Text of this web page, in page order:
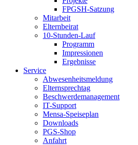
FPGSH-Satzung
Mitarbeit
Elternbeirat
10-Stunden-Lauf
Programm
Impressionen
Ergebnisse
Service
Abwesenheitsmeldung
Elternsprechtag
Beschwerdemanagement
IT-Support
Mensa-Speiseplan
Downloads
PGS-Shop
Anfahrt